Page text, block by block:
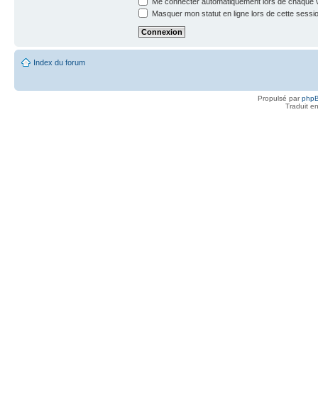
Masquer mon statut en ligne lors de cette
Index du forum
Propulsé par
Traduit